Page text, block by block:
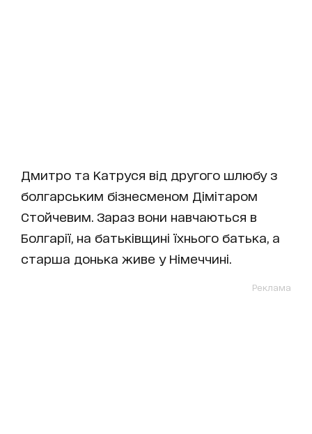
Дмитро та Катруся від другого шлюбу з
болгарським бізнесменом Дімітаром
Стойчевим. Зараз вони навчаються в
Болгарії, на батьківщині їхнього батька, а
старша донька живе у Німеччині.
Реклама